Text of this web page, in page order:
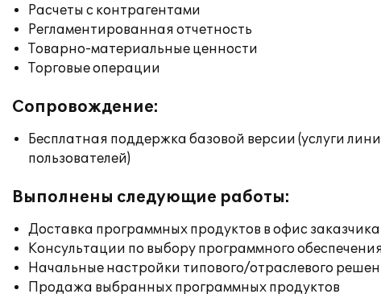
Расчеты с контрагентами
Регламентированная отчетность
Товарно-материальные ценности
Торговые операции
Сопровождение:
Бесплатная поддержка базовой версии (услуги
пользователей)
Выполнены следующие работы:
Доставка программных продуктов в офис заказчика
Консультации по выбору программного
Начальные настройки типового/отраслевого
Продажа выбранных программных продуктов